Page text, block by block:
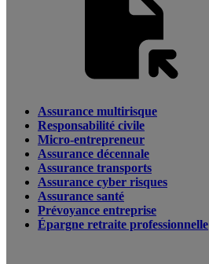
Assurance multirisque
Responsabilité civile
Micro-entrepreneur
Assurance décennale
Assurance transports
Assurance cyber risques
Assurance santé
Prévoyance entreprise
Épargne retraite professionnelle